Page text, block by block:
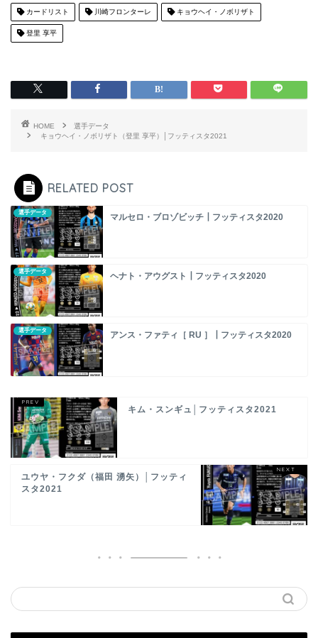
カードリスト 川崎フロンターレ キョウヘイ・ノボリザト
登里 享平
HOME
選手データ
キョウヘイ・ノボリザト（登里 享平）│フッティスタ2021
RELATED POST
選手データ マルセロ・ブロゾビッチ┃フッティスタ2020
選手データ ヘナト・アウグスト┃フッティスタ2020
選手データ アンス・ファティ［ RU ］┃フッティスタ2020
キム・スンギュ│フッティスタ2021
ユウヤ・フクダ（福田 湧矢）│フッティ
スタ2021